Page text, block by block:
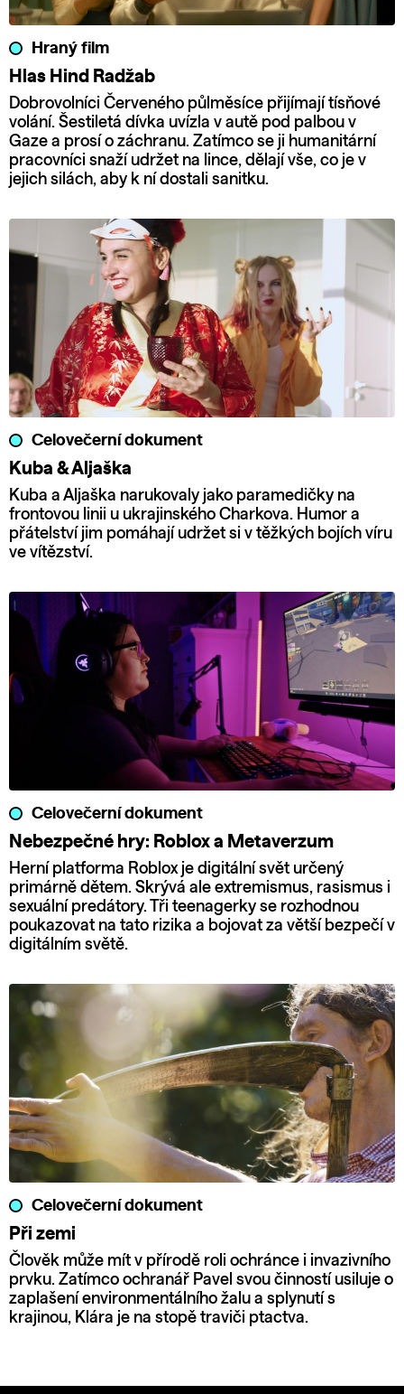
Hraný film
Hlas Hind Radžab
Dobrovolníci Červeného půlměsíce přijímají tísňové
volání. Šestiletá dívka uvízla v autě pod palbou v
Gaze a prosí o záchranu. Zatímco se ji humanitární
pracovníci snaží udržet na lince, dělají vše, co je v
jejich silách, aby k ní dostali sanitku.
Celovečerní dokument
Kuba & Aljaška
Kuba a Aljaška narukovaly jako paramedičky na
frontovou linii u ukrajinského Charkova. Humor a
přátelství jim pomáhají udržet si v těžkých bojích víru
ve vítězství.
Celovečerní dokument
Nebezpečné hry: Roblox a Metaverzum
Herní platforma Roblox je digitální svět určený
primárně dětem. Skrývá ale extremismus, rasismus i
sexuální predátory. Tři teenagerky se rozhodnou
poukazovat na tato rizika a bojovat za větší bezpečí v
digitálním světě.
Celovečerní dokument
Při zemi
Člověk může mít v přírodě roli ochránce i invazivního
prvku. Zatímco ochranář Pavel svou činností usiluje o
zaplašení environmentálního žalu a splynutí s
krajinou, Klára je na stopě traviči ptactva.